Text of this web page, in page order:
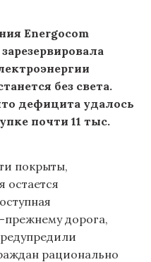
Energocom
без света.
дефицита удалось
почти 11 тыс.
покрыты,
остается
прежнему дорога,
рационально